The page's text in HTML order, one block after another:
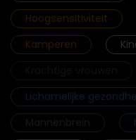
Hoogsensitiviteit
Kamperen
Lichamelijke
Mannenbrein